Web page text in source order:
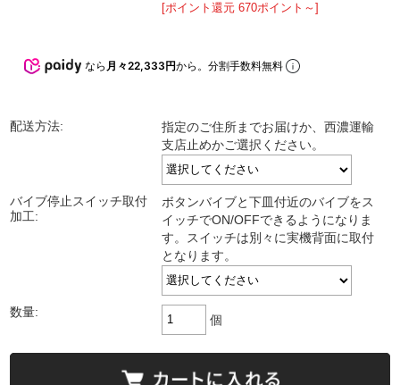
[ポイント還元 670ポイント～]
なら 月々22,333円から。分割手数料無料
配送方法:
指定のご住所までお届けか、西濃運輸
支店止めかご選択ください。
バイブ停止スイッチ取付
加工:
ボタンバイブと下皿付近のバイブをス
イッチでON/OFFできるようになりま
す。スイッチは別々に実機背面に取付
となります。
数量:
個